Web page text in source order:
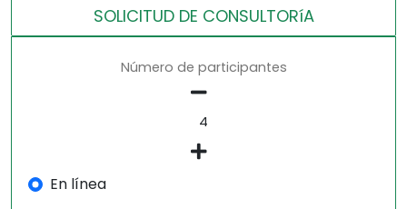
SOLICITUD DE CONSULTORíA
Número de participantes
En línea